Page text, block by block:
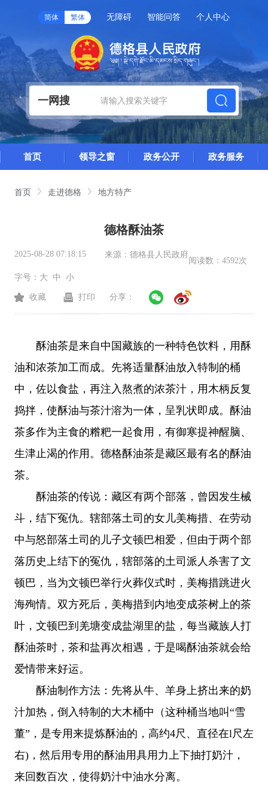
简体 繁体 无障碍 智能问答 个人中心
一网搜
首页 领导之窗 政务公开 政务服务
首页 走进德格 地方特产
德格酥油茶
2025-08-28 07:18:15 来源： 德格县人民政府
阅读数： 4592次
字号： 大 中 小
收藏 打印 分享：
酥油茶是来自中国藏族的一种特色饮料，用酥
油和浓茶加工而成。先将适量酥油放入特制的桶
中，佐以食盐，再注入熬煮的浓茶汁，用木柄反复
捣拌，使酥油与茶汁溶为一体，呈乳状即成。酥油
茶多作为主食的糌粑一起食用，有御寒提神醒脑、
生津止渴的作用。德格酥油茶是藏区最有名的酥油
茶。
酥油茶的传说：藏区有两个部落，曾因发生械
斗，结下冤仇。辖部落土司的女儿美梅措、在劳动
中与怒部落土司的儿子文顿巴相爱，但由于两个部
落历史上结下的冤仇，辖部落的土司派人杀害了文
顿巴，当为文顿巴举行火葬仪式时，美梅措跳进火
海殉情。双方死后，美梅措到内地变成茶树上的茶
叶，文顿巴到羌塘变成盐湖里的盐，每当藏族人打
酥油茶时，茶和盐再次相遇，于是喝酥油茶就会给
爱情带来好运。
酥油制作方法：先将从牛、羊身上挤出来的奶
汁加热，倒入特制的大木桶中（这种桶当地叫“雪
董”，是专用来提炼酥油的，高约4尺、直径在l尺左
右)，然后用专用的酥油用具用力上下抽打奶汁，
来回数百次，使得奶汁中油水分离。